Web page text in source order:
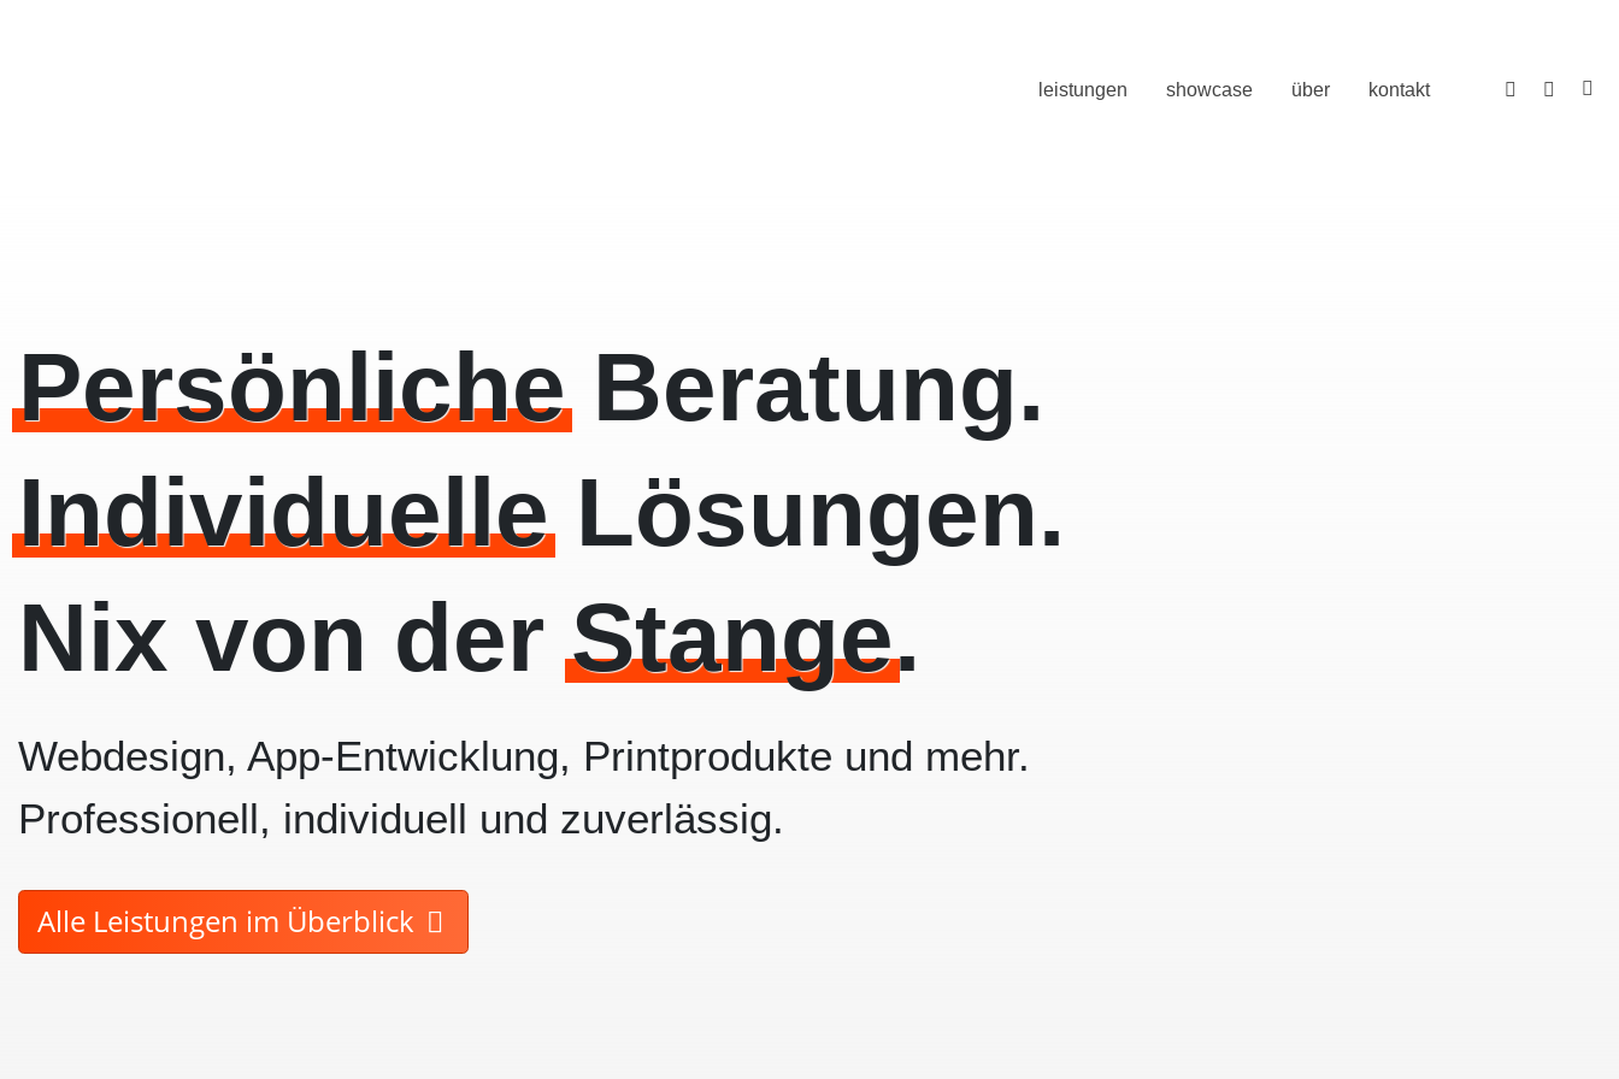
leistungen showcase über kontakt
PersönlicheBeratung.
IndividuelleLösungen.
Nix von derStange.
Webdesign, App-Entwicklung, Printprodukte und mehr.
Professionell, individuell und zuverlässig.
Alle Leistungen im Überblick